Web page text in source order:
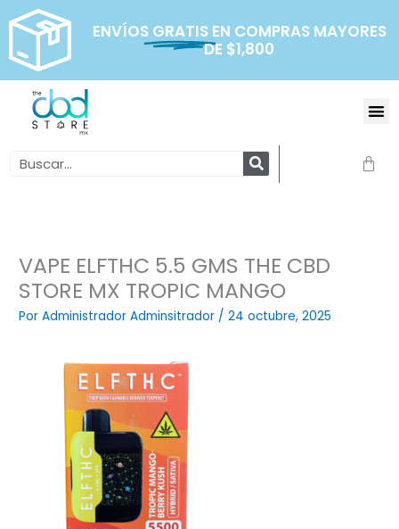
contenido
ENVÍOS GRATIS EN COMPRAS MAYORES
DE $1,800
Search
VAPE ELFTHC 5.5 GMS THE CBD
STORE MX TROPIC MANGO
PorAdministrador Adminsitrador /24 octubre, 2025